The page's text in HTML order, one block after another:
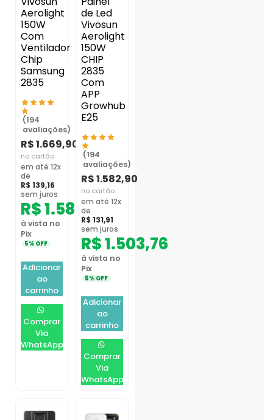
Aerolight
150W
Com
Ventilador
Chip
Samsung
2835
(194
avaliações)
R$1.669,90
no cartão
em até 12x
de
R$ 139,16
sem juros
R$1.586,41
à vista no
Pix
5% OFF
Adicionar
ao
carrinho
Comprar
Via
WhatsApp
de Led
Vivosun
Aerolight
150W
CHIP
2835
Com
APP
Growhub
E25
(194
avaliações)
R$1.582,90
no cartão
em até 12x
de
R$ 131,91
sem juros
R$1.503,76
à vista no
Pix
5% OFF
Adicionar
ao
carrinho
Comprar
Via
WhatsApp